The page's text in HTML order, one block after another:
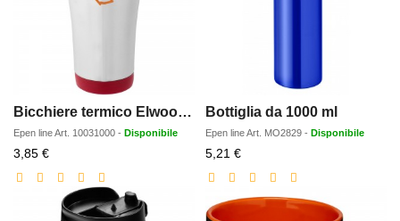
Bicchiere termico Elwood da 410 ml
Epen lineArt. 10031000 - Disponibile
3,85 €Prezzo
scontato
Bottiglia da 1000 ml
Epen lineArt. MO2829 - Disponibile
5,21 €Prezzo
scontato